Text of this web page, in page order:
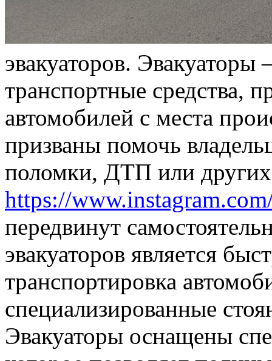
эвакуаторов.
транспортные средства,
автомобилей с места
призваны помочь
поломки, ДТП или других
https://
передвинут
эвакуаторов является
транспортировка
специализированные
Эвакуаторы оснащены